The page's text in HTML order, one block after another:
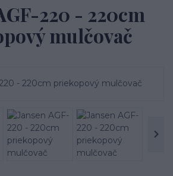
220 - 220cm
mulčovač